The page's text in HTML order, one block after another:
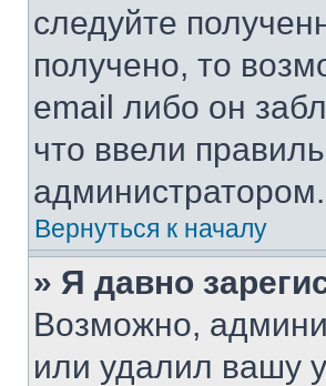
следуйте
получено, то
email либо он
что ввели
администратором.
Вернуться к началу
» Я давно
Возможно,
или удалил вашу